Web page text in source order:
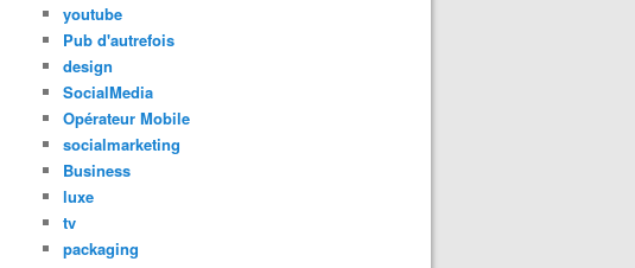
youtube
Pub d'autrefois
design
SocialMedia
Opérateur Mobile
socialmarketing
Business
luxe
tv
packaging